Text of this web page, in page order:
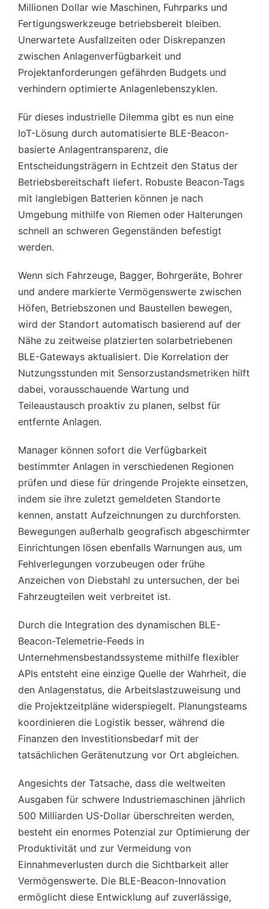
Millionen Dollar wie Maschinen, Fuhrparks und
Fertigungswerkzeuge betriebsbereit bleiben.
Unerwartete Ausfallzeiten oder Diskrepanzen
zwischen Anlagenverfügbarkeit und
Projektanforderungen gefährden Budgets und
verhindern optimierte Anlagenlebenszyklen.
Für dieses industrielle Dilemma gibt es nun eine
IoT-Lösung durch automatisierte BLE-Beacon-
basierte Anlagentransparenz, die
Entscheidungsträgern in Echtzeit den Status der
Betriebsbereitschaft liefert. Robuste Beacon-Tags
mit langlebigen Batterien können je nach
Umgebung mithilfe von Riemen oder Halterungen
schnell an schweren Gegenständen befestigt
werden.
Wenn sich Fahrzeuge, Bagger, Bohrgeräte, Bohrer
und andere markierte Vermögenswerte zwischen
Höfen, Betriebszonen und Baustellen bewegen,
wird der Standort automatisch basierend auf der
Nähe zu zeitweise platzierten solarbetriebenen
BLE-Gateways aktualisiert. Die Korrelation der
Nutzungsstunden mit Sensorzustandsmetriken hilft
dabei, vorausschauende Wartung und
Teileaustausch proaktiv zu planen, selbst für
entfernte Anlagen.
Manager können sofort die Verfügbarkeit
bestimmter Anlagen in verschiedenen Regionen
prüfen und diese für dringende Projekte einsetzen,
indem sie ihre zuletzt gemeldeten Standorte
kennen, anstatt Aufzeichnungen zu durchforsten.
Bewegungen außerhalb geografisch abgeschirmter
Einrichtungen lösen ebenfalls Warnungen aus, um
Fehlverlegungen vorzubeugen oder frühe
Anzeichen von Diebstahl zu untersuchen, der bei
Fahrzeugteilen weit verbreitet ist.
Durch die Integration des dynamischen BLE-
Beacon-Telemetrie-Feeds in
Unternehmensbestandssysteme mithilfe flexibler
APIs entsteht eine einzige Quelle der Wahrheit, die
den Anlagenstatus, die Arbeitslastzuweisung und
die Projektzeitpläne widerspiegelt. Planungsteams
koordinieren die Logistik besser, während die
Finanzen den Investitionsbedarf mit der
tatsächlichen Gerätenutzung vor Ort abgleichen.
Angesichts der Tatsache, dass die weltweiten
Ausgaben für schwere Industriemaschinen jährlich
500 Milliarden US-Dollar überschreiten werden,
besteht ein enormes Potenzial zur Optimierung der
Produktivität und zur Vermeidung von
Einnahmeverlusten durch die Sichtbarkeit aller
Vermögenswerte. Die BLE-Beacon-Innovation
ermöglicht diese Entwicklung auf zuverlässige,